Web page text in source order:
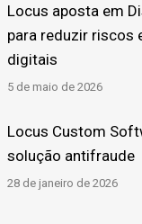
Locus aposta em
para reduzir riscos
digitais
5 de maio de 2026
Locus Custom
solução antifraude
28 de janeiro de 2026